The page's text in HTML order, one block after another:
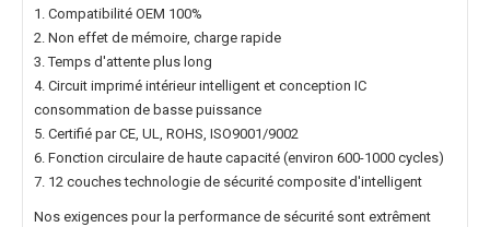
1. Compatibilité OEM 100%
2. Non effet de mémoire, charge rapide
3. Temps d'attente plus long
4. Circuit imprimé intérieur intelligent et conception IC
consommation de basse puissance
5. Certifié par CE, UL, ROHS, ISO9001/9002
6. Fonction circulaire de haute capacité (environ 600-1000 cycles)
7. 12 couches technologie de sécurité composite d'intelligent
Nos exigences pour la performance de sécurité sont extrêment